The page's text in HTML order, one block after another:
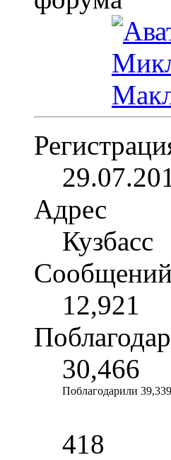
Адрес
Кузбасс
Сообщений
12,921
30,466
Поблагодарили
418